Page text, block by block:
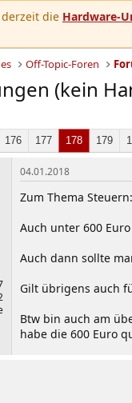
die Hardware-
Off-Topic-Foren
(kein
176 177 178 179
04.01.2018
Zum Thema Steuern:
Auch unter 600
Auch dann sollte
Gilt übrigens auch
Btw bin auch am
habe die 600 Euro